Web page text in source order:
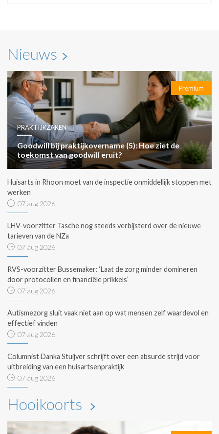
Nieuws
Premium
PRAKTIJKZAKEN
Goodwill bij praktijkovername (5): Hoe ziet de
toekomst van goodwill eruit?
Huisarts in Rhoon moet van de inspectie onmiddellijk stoppen met
werken
07 aug 2026
LHV-voorzitter Tasche nog steeds verbijsterd over de nieuwe
tarieven van de NZa
07 aug 2026
RVS-voorzitter Bussemaker: ‘Laat de zorg minder domineren
door protocollen en financiële prikkels’
07 aug 2026
Autismezorg sluit vaak niet aan op wat mensen zelf waardevol en
effectief vinden
07 aug 2026
Columnist Danka Stuijver schrijft over een absurde strijd voor
uitbreiding van een huisartsenpraktijk
07 aug 2026
Hooikoorts